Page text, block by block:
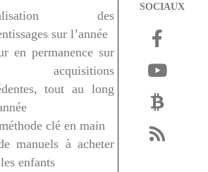
des
sur l’année
en permanence sur
acquisitions
tout au long
clé en main
manuels à acheter
enfants
SOCIAUX